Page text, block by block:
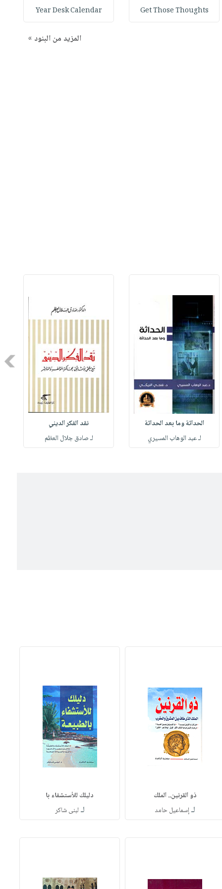
Get Those Thoughts
Year Desk Calendar
المزيد من البنود »
الحداثة وما بعد الحداثة
لـ عبد الوهاب المسيري
نقد الفكر الديني
لـ صادق جلال العظم
ذو القرنين.. الملك
لـإسماعيل حامد
دليلك للأستشفاء با
لـ لبنى شاكر